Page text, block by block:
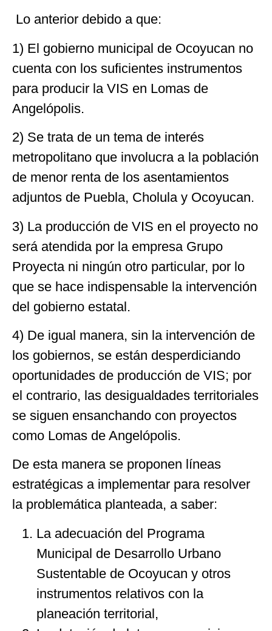
Lo anterior debido a que:
1) El gobierno municipal de Ocoyucan no
cuenta con los suficientes instrumentos
para producir la VIS en Lomas de
Angelópolis.
2) Se trata de un tema de interés
metropolitano que involucra a la población
de menor renta de los asentamientos
adjuntos de Puebla, Cholula y Ocoyucan.
3) La producción de VIS en el proyecto no
será atendida por la empresa Grupo
Proyecta ni ningún otro particular, por lo
que se hace indispensable la intervención
del gobierno estatal.
4) De igual manera, sin la intervención de
los gobiernos, se están desperdiciando
oportunidades de producción de VIS; por
el contrario, las desigualdades territoriales
se siguen ensanchando con proyectos
como Lomas de Angelópolis.
De esta manera se proponen líneas
estratégicas a implementar para resolver
la problemática planteada, a saber:
La adecuación del Programa
Municipal de Desarrollo Urbano
Sustentable de Ocoyucan y otros
instrumentos relativos con la
planeación territorial,